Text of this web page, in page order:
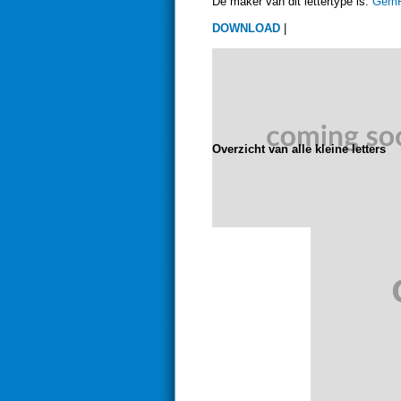
DOWNLOAD
Overzicht van alle kleine letters